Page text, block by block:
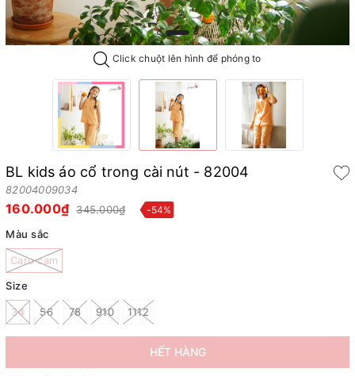
Click chuột lên hình để phóng to
BL kids áo cổ trong cài nút - 82004
82004009034
160.000₫ 345.000₫ -54%
Màu sắc
Caro cam
Size
34 56 78 910 1112
HẾT HÀNG